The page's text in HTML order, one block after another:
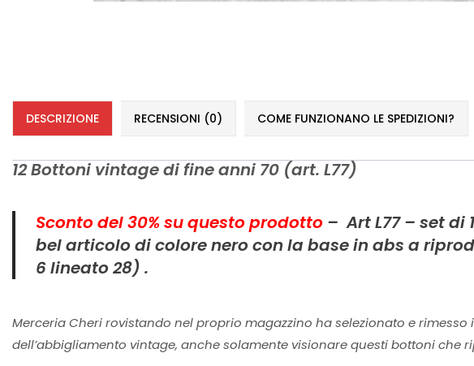
DESCRIZIONE RECENSIONI (0) COME FUNZIONANO LE SPEDIZIONI?
12 Bottoni vintage di fine anni 70 (art. L77)
Sconto del 30% su questo prodotto – Art L77 – set
bel articolo di colore nero con la base in abs a
6 lineato 28) .
Merceria Cheri rovistando nel proprio magazzino ha selezionato e
dell’abbigliamento vintage, anche solamente visionare questi bottoni